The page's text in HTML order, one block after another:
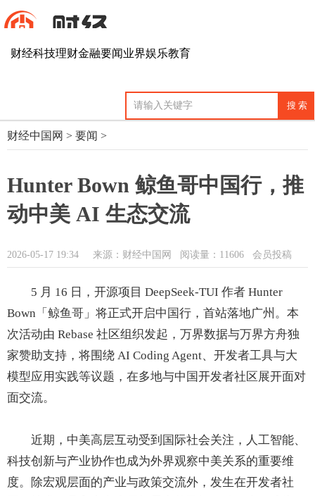
财经科技理财金融要闻业界娱乐教育
财经中国网 > 要闻 >
Hunter Bown 鲸鱼哥中国行，推
动中美 AI 生态交流
2026-05-17 19:34 来源：财经中国网 阅读量：11606 会员投稿
5 月 16 日，开源项目 DeepSeek-TUI 作者 Hunter
Bown「鲸鱼哥」将正式开启中国行，首站落地广州。本
次活动由 Rebase 社区组织发起，万界数据与万界方舟独
家赞助支持，将围绕 AI Coding Agent、开发者工具与大
模型应用实践等议题，在多地与中国开发者社区展开面对
面交流。
近期，中美高层互动受到国际社会关注，人工智能、
科技创新与产业协作也成为外界观察中美关系的重要维
度。除宏观层面的产业与政策交流外，发生在开发者社